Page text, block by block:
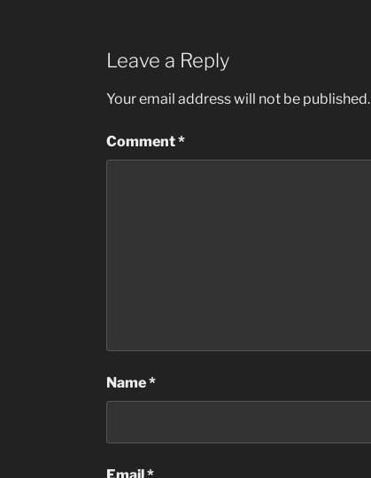
Leave a Reply
Your email address will not be published.
Comment*
Name*